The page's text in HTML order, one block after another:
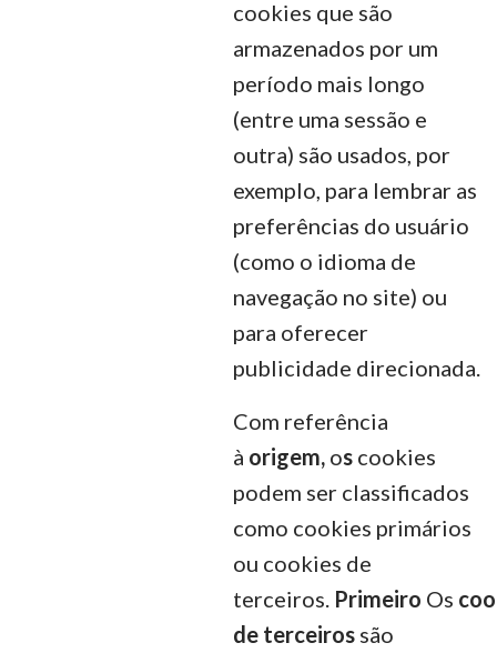
cookies que são
armazenados por um
período mais longo
(entre uma sessão e
outra) são usados, por
exemplo, para lembrar as
preferências do usuário
(como o idioma de
navegação no site) ou
para oferecer
publicidade direcionada.
Com referência
à origem, os cookies
podem ser classificados
como cookies primários
ou cookies de
terceiros. Primeiro Os
de terceiros são